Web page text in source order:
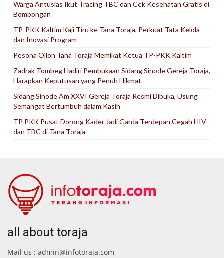
Warga Antusias Ikut Tracing TBC dan Cek Kesehatan Gratis di
Bombongan
TP-PKK Kaltim Kaji Tiru ke Tana Toraja, Perkuat Tata Kelola
dan Inovasi Program
Pesona Ollon Tana Toraja Memikat Ketua TP-PKK Kaltim
Zadrak Tombeg Hadiri Pembukaan Sidang Sinode Gereja Toraja,
Harapkan Keputusan yang Penuh Hikmat
Sidang Sinode Am XXVI Gereja Toraja Resmi Dibuka, Usung
Semangat Bertumbuh dalam Kasih
TP PKK Pusat Dorong Kader Jadi Garda Terdepan Cegah HIV
dan TBC di Tana Toraja
all about toraja
Mail us : admin@infotoraja.com